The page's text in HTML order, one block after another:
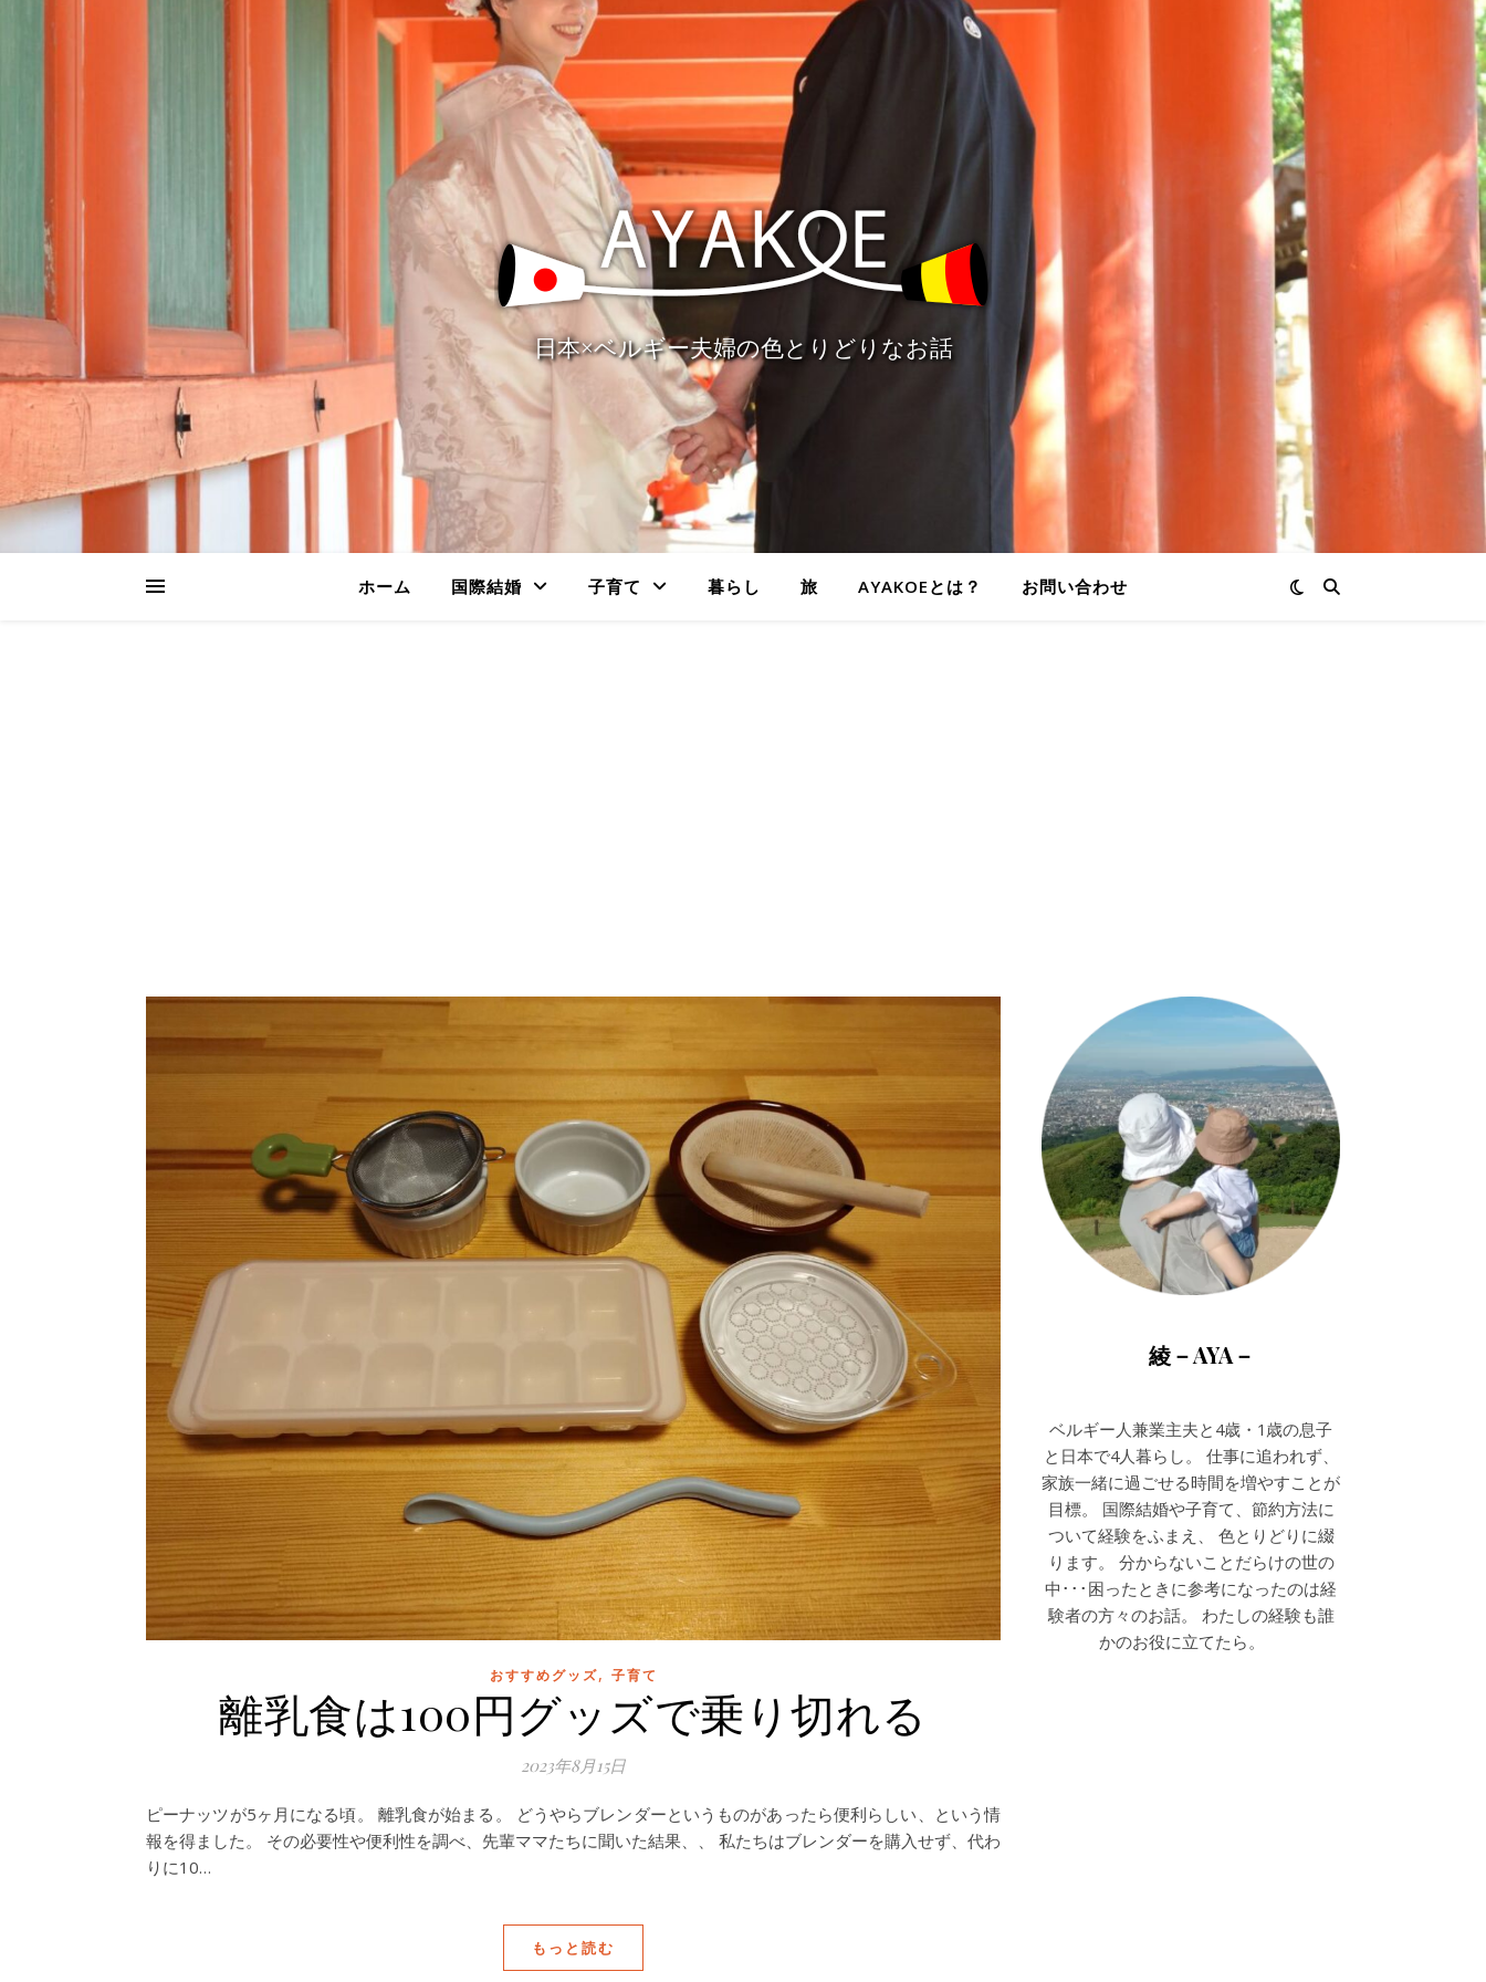
日本×ベルギー夫婦の色とりどりなお話
ホーム 国際結婚 子育て 暮らし 旅 AYAKOEとは？ お問い合わせ
おすすめグッズ, 子育て
離乳食は100円グッズで乗り切れる
2023年8月15日
ピーナッツが5ヶ月になる頃。 離乳食が始まる。 どうやらブレンダーというものがあったら便利らしい、という情
報を得ました。 その必要性や便利性を調べ、先輩ママたちに聞いた結果、、 私たちはブレンダーを購入せず、代わ
りに10…
もっと読む
綾－AYA－
ベルギー人兼業主夫と4歳・1歳の息子
と日本で4人暮らし。 仕事に追われず、
家族一緒に過ごせる時間を増やすことが
目標。 国際結婚や子育て、節約方法に
ついて経験をふまえ、 色とりどりに綴
ります。 分からないことだらけの世の
中･･･困ったときに参考になったのは経
験者の方々のお話。 わたしの経験も誰
かのお役に立てたら。